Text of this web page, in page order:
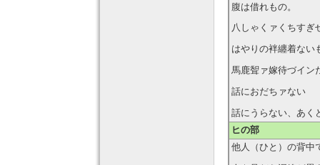
腹は借れもの。
八しゃくァくちす
はやりの袢纏着ない
馬鹿聟ァ嫁待づイン
話におだちァない
話にうらない、あく
ヒの部
他人（ひと）の背